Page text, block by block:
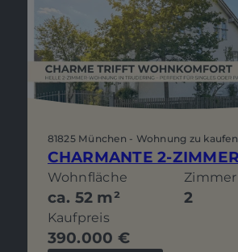
81825 München - Wohnung zu kaufen
Wohnfläche
ca. 52 m²
Zimmer
2
Kaufpreis
390.000 €